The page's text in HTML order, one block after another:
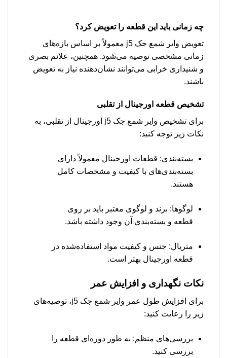
چه زمانی باید این قطعه را تعویض کرد؟
تعویض وایر شمع جک j5 معمولاً بر اساس بازه‌های
زمانی مشخصی توصیه می‌شود. همچنین، علائم بصری
و شنیداری خرابی می‌توانند نشان‌دهنده نیاز به تعویض
باشند.
تشخیص قطعه اورجینال از تقلبی
برای تشخیص وایر شمع جک j5 اورجینال از تقلبی، به
نکات زیر توجه کنید:
بسته‌بندی: قطعات اورجینال معمولاً دارای
بسته‌بندی‌های با کیفیت و مشخصات کامل
هستند.
لوگوها: برند و لوگوی معتبر باید بر روی
قطعه و بسته‌بندی آن وجود داشته باشد.
متریال: جنس و کیفیت مواد استفاده‌شده در
قطعه اورجینال بهتر است.
نکات نگهداری و افزایش عمر
برای افزایش طول عمر وایر شمع جک j5، توصیه‌های
زیر را رعایت کنید:
بررسی‌های منظم: به طور دوره‌ای قطعه را
بررسی کنید.